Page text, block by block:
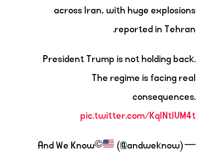
across Iran, with huge explosions
reported in Tehran.
President Trump is not holding back.
The regime is facing real
consequences.
pic.twitter.com/KqINtIVM4t
— And We Know©
(@andweknow)